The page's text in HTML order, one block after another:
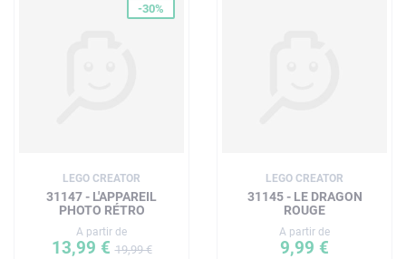
-30%
LEGO CREATOR
31147 - L'APPAREIL
PHOTO RÉTRO
A partir de
13,99 €19,99 €
LEGO CREATOR
31145 - LE DRAGON
ROUGE
A partir de
9,99 €